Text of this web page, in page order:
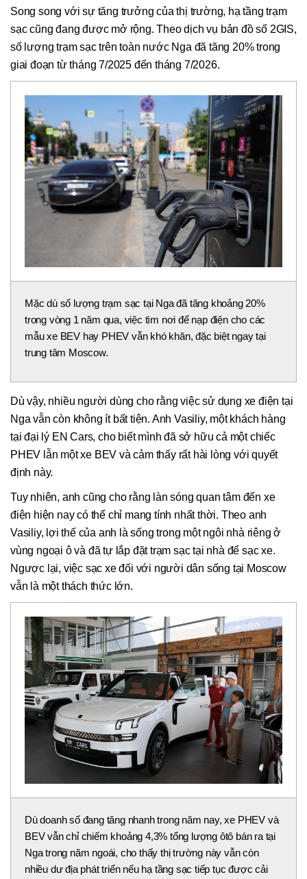
Song song với sự tăng trưởng của thị trường, hạ tầng trạm
sạc cũng đang được mở rộng. Theo dịch vụ bản đồ số 2GIS,
số lượng trạm sạc trên toàn nước Nga đã tăng 20% trong
giai đoạn từ tháng 7/2025 đến tháng 7/2026.
Mặc dù số lượng trạm sạc tại Nga đã tăng khoảng 20%
trong vòng 1 năm qua, việc tìm nơi để nạp điện cho các
mẫu xe BEV hay PHEV vẫn khó khăn, đặc biệt ngay tại
trung tâm Moscow.
Dù vậy, nhiều người dùng cho rằng việc sử dụng xe điện tại
Nga vẫn còn không ít bất tiện. Anh Vasiliy, một khách hàng
tại đại lý EN Cars, cho biết mình đã sở hữu cả một chiếc
PHEV lẫn một xe BEV và cảm thấy rất hài lòng với quyết
định này.
Tuy nhiên, anh cũng cho rằng làn sóng quan tâm đến xe
điện hiện nay có thể chỉ mang tính nhất thời. Theo anh
Vasiliy, lợi thế của anh là sống trong một ngôi nhà riêng ở
vùng ngoại ô và đã tự lắp đặt trạm sạc tại nhà để sạc xe.
Ngược lại, việc sạc xe đối với người dân sống tại Moscow
vẫn là một thách thức lớn.
Dù doanh số đang tăng nhanh trong năm nay, xe PHEV và
BEV vẫn chỉ chiếm khoảng 4,3% tổng lượng ôtô bán ra tại
Nga trong năm ngoái, cho thấy thị trường này vẫn còn
nhiều dư địa phát triển nếu hạ tầng sạc tiếp tục được cải